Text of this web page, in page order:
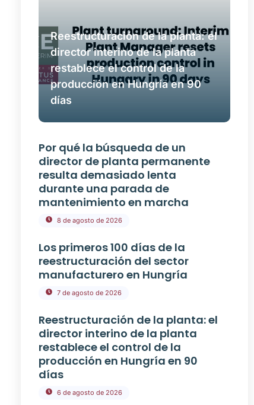
Reestructuración de la planta: el
director interino de la planta
restablece el control de la
producción en Hungría en 90
días
Por qué la búsqueda de un
director de planta permanente
resulta demasiado lenta
durante una parada de
mantenimiento en marcha
8 de agosto de 2026
Los primeros 100 días de la
reestructuración del sector
manufacturero en Hungría
7 de agosto de 2026
Reestructuración de la planta: el
director interino de la planta
restablece el control de la
producción en Hungría en 90
días
6 de agosto de 2026